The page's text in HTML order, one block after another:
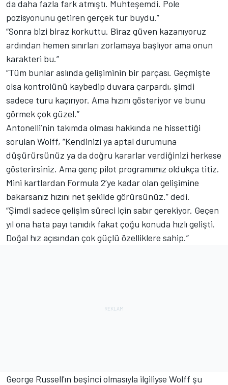
da daha fazla fark atmıştı. Muhteşemdi. Pole
pozisyonunu getiren gerçek tur buydu.”
“Sonra bizi biraz korkuttu. Biraz güven kazanıyoruz
ardından hemen sınırları zorlamaya başlıyor ama onun
karakteri bu.”
“Tüm bunlar aslında gelişiminin bir parçası. Geçmişte
olsa kontrolünü kaybedip duvara çarpardı, şimdi
sadece turu kaçırıyor. Ama hızını gösteriyor ve bunu
görmek çok güzel.”
Antonelli’nin takımda olması hakkında ne hissettiği
sorulan Wolff, “Kendinizi ya aptal durumuna
düşürürsünüz ya da doğru kararlar verdiğinizi herkese
gösterirsiniz. Ama genç pilot programımız oldukça titiz.
Mini kartlardan Formula 2’ye kadar olan gelişimine
bakarsanız hızını net şekilde görürsünüz.” dedi.
“Şimdi sadece gelişim süreci için sabır gerekiyor. Geçen
yıl ona hata payı tanıdık fakat çoğu konuda hızlı gelişti.
Doğal hız açısından çok güçlü özelliklere sahip.”
George Russell'ın beşinci olmasıyla ilgiliyse Wolff şu